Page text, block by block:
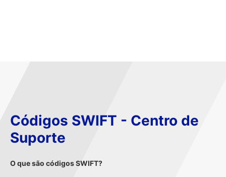
Códigos SWIFT - Centro de
Suporte
O que são códigos SWIFT?